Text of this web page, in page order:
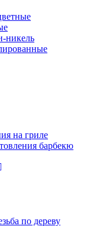
никель
на гриле
барбекю
по дереву